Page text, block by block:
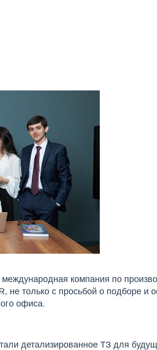
компания по
не только с просьбой о подборе и
офиса.
детализированное ТЗ для